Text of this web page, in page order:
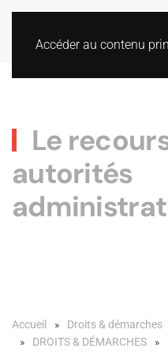
Accéder au contenu
Le
autorités
Accueil Droits & démarches
DROITS & DÉMARCHES